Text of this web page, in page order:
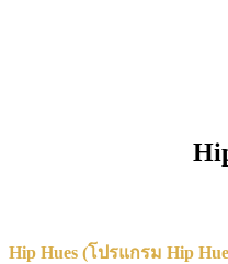
Hip Hues (โปรแกรม Hip